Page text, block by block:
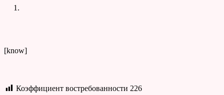
[know]
Коэффициент востребованности 226